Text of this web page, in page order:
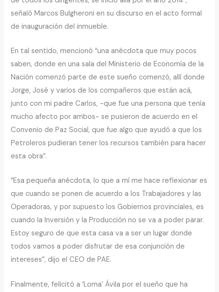
señaló Marcos Bulgheroni en su discurso en el acto formal
de inauguración del inmueble.
En tal sentido, mencionó “una anécdota que muy pocos
saben, donde en una sala del Ministerio de Economía de la
Nación comenzó parte de este sueño comenzó, allí donde
Jorge, José y varios de los compañeros que están acá,
junto con mi padre Carlos, -que fue una persona que tenía
mucho afecto por ambos- se pusieron de acuerdo en el
Convenio de Paz Social, que fue algo que ayudó a que los
Petroleros pudieran tener los recursos también para hacer
esta obra”.
“Esa pequeña anécdota, lo que a mí me hace reflexionar es
que cuando se ponen de acuerdo a los Trabajadores y las
Operadoras, y por supuesto los Gobiernos provinciales, es
cuando la Inversión y la Producción no se va a poder parar.
Estoy seguro de que esta casa va a ser un lugar donde
todos vamos a poder disfrutar de esa conjunción de
intereses”, dijo el CEO de PAE.
Finalmente, felicitó a ‘Loma’ Ávila por el sueño que ha